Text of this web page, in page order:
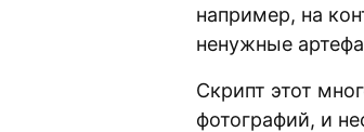
например, на
ненужные
Скрипт этот
фотографий, и